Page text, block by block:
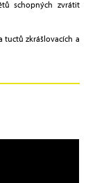
schopných zvrátit
zkrášlovacích a